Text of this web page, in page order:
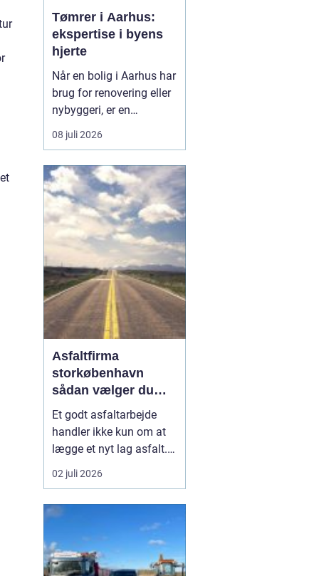
Tømrer i Aarhus:
ekspertise i byens
hjerte
Når en bolig i Aarhus har
brug for renovering eller
nybyggeri, er en
kompetent tømrer
uundværlig. Aarhus'
kræver erfarne fagfolk,
der kan håndtere alt fra
tagkonstruktioner til
specialiserede tr&ael...
08 juli 2026
Asfaltfirma
storkøbenhavn
sådan vælger du
den rette
samarbejdspartner
Et godt asfaltarbejde
handler ikke kun om at
lægge et nyt lag asfalt.
Det handler også om
planlægning, tidsfrister,
der holder i mange år. I
Storkøbenhavn er
kravene til et asfaltfirma
høje. Trafikken er tung,
02 juli 2026